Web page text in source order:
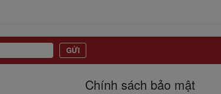
GỬI
Chính sách bảo mật